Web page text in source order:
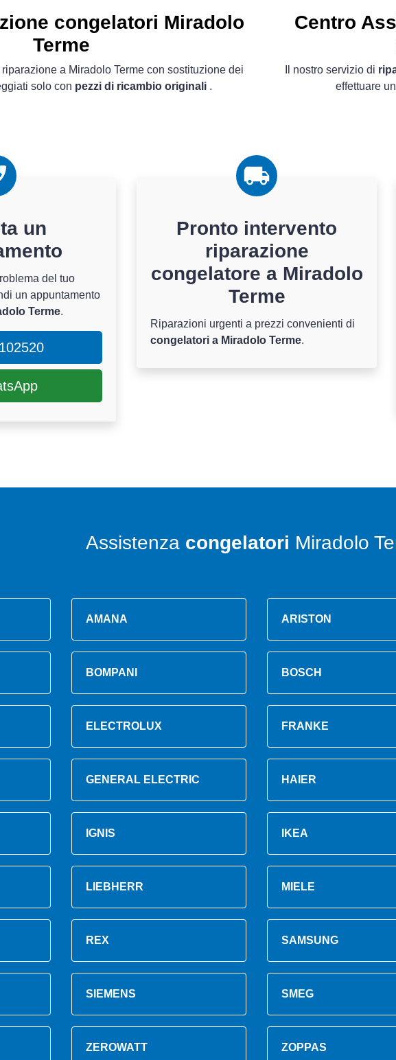
congelatori Miradolo
Terme
a Miradolo Terme con sostituzione dei
solo con pezzi di ricambio originali .
Centro
Il nostro servizio di
effettuare
un
del tuo
un appuntamento
Terme.
Pronto intervento
riparazione
congelatore a Miradolo
Terme
Riparazioni urgenti a prezzi convenienti di
congelatori a Miradolo Terme.
Assistenza congelatori Miradolo
AMANA ARISTON
BOMPANI BOSCH
ELECTROLUX FRANKE
GENERAL ELECTRIC HAIER
IGNIS IKEA
LIEBHERR MIELE
REX SAMSUNG
SIEMENS SMEG
ZEROWATT ZOPPAS